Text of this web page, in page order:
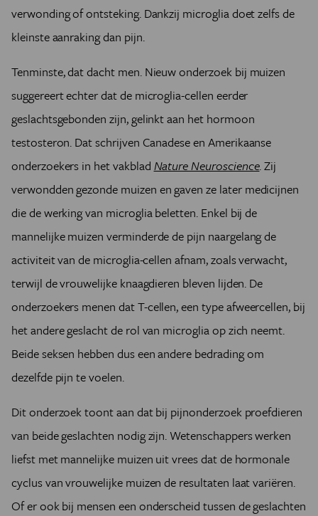
verwonding of ontsteking. Dankzij microglia doet zelfs de
kleinste aanraking dan pijn.
Tenminste, dat dacht men. Nieuw onderzoek bij muizen
suggereert echter dat de microglia-cellen eerder
geslachtsgebonden zijn, gelinkt aan het hormoon
testosteron. Dat schrijven Canadese en Amerikaanse
onderzoekers in het vakblad Nature Neuroscience. Zij
verwondden gezonde muizen en gaven ze later medicijnen
die de werking van microglia beletten. Enkel bij de
mannelijke muizen verminderde de pijn naargelang de
activiteit van de microglia-cellen afnam, zoals verwacht,
terwijl de vrouwelijke knaagdieren bleven lijden. De
onderzoekers menen dat T-cellen, een type afweercellen, bij
het andere geslacht de rol van microglia op zich neemt.
Beide seksen hebben dus een andere bedrading om
dezelfde pijn te voelen.
Dit onderzoek toont aan dat bij pijnonderzoek proefdieren
van beide geslachten nodig zijn. Wetenschappers werken
liefst met mannelijke muizen uit vrees dat de hormonale
cyclus van vrouwelijke muizen de resultaten laat variëren.
Of er ook bij mensen een onderscheid tussen de geslachten